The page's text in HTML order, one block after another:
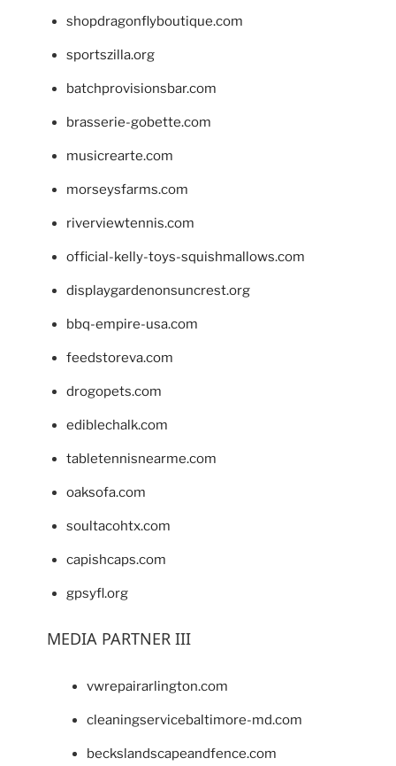
shopdragonflyboutique.com
sportszilla.org
batchprovisionsbar.com
brasserie-gobette.com
musicrearte.com
morseysfarms.com
riverviewtennis.com
official-kelly-toys-squishmallows.com
displaygardenonsuncrest.org
bbq-empire-usa.com
feedstoreva.com
drogopets.com
ediblechalk.com
tabletennisnearme.com
oaksofa.com
soultacohtx.com
capishcaps.com
gpsyfl.org
MEDIA PARTNER III
vwrepairarlington.com
cleaningservicebaltimore-md.com
beckslandscapeandfence.com